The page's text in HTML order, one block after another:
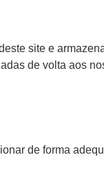
site e
de volta aos
de forma